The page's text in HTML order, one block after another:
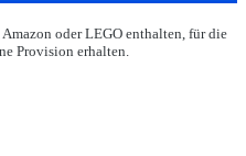
oder LEGO enthalten, für die
Provision erhalten.